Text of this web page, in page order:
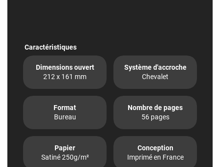
Caractéristiques
Dimensions ouvert
212 x 161 mm
Système d'accroche
Chevalet
Format
Bureau
Nombre de pages
56 pages
Papier
Satiné 250g/m²
Conception
Imprimé en France